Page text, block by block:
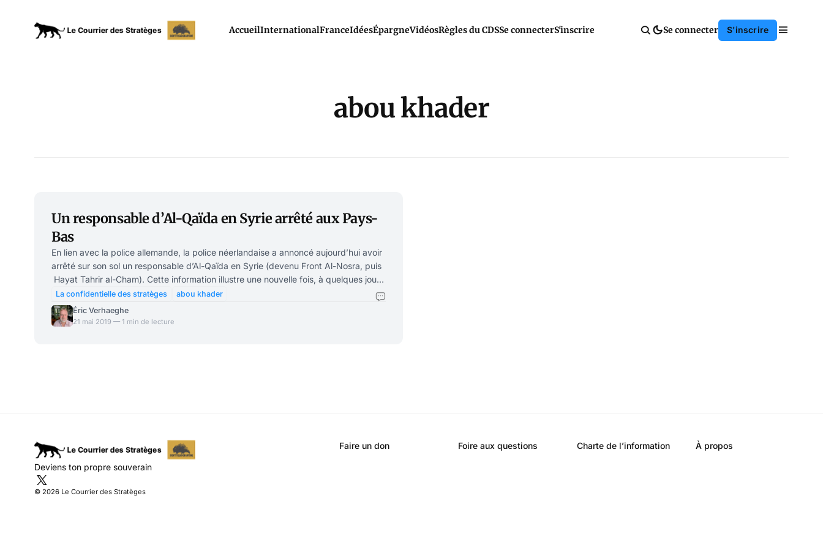
AccueilInternationalFranceIdéesÉpargneVidéosRègles du CDSSe connecterS'inscrire Se connecter S'inscrire
abou khader
Un responsable d’Al-Qaïda en Syrie arrêté aux Pays-
Bas
En lien avec la police allemande, la police néerlandaise a annoncé aujourd’hui avoir
arrêté sur son sol un responsable d’Al-Qaïda en Syrie (devenu Front Al-Nosra, puis
Hayat Tahrir al-Cham). Cette information illustre une nouvelle fois, à quelques jours
du scrutin européen, la porosité des frontières dans l’espace Schengen. L’intéressé
est recherché pour crimes de guerre et devrait être présenté à la Cour Pénale
Internationale de La Haye. Combien de djihadistes combattants l’Europe de l’Ouest
La confidentielle des stratèges
abou khader
Éric Verhaeghe
21 mai 2019 — 1 min de lecture
Deviens ton propre souverain
© 2026 Le Courrier des Stratèges
Faire un don Foire aux questions Charte de l’information À propos